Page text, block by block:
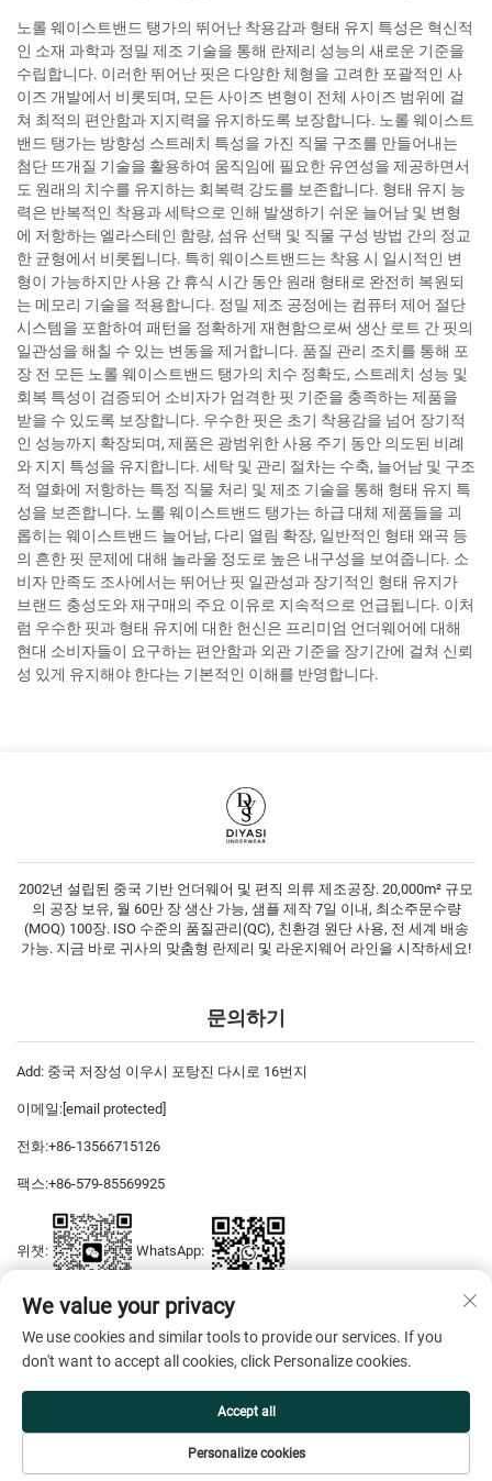
노롤 웨이스트밴드 탱가의 뛰어난 착용감과 형태 유지 특성은 혁신적
인 소재 과학과 정밀 제조 기술을 통해 란제리 성능의 새로운 기준을
수립합니다. 이러한 뛰어난 핏은 다양한 체형을 고려한 포괄적인 사
이즈 개발에서 비롯되며, 모든 사이즈 변형이 전체 사이즈 범위에 걸
쳐 최적의 편안함과 지지력을 유지하도록 보장합니다. 노롤 웨이스트
밴드 탱가는 방향성 스트레치 특성을 가진 직물 구조를 만들어내는
첨단 뜨개질 기술을 활용하여 움직임에 필요한 유연성을 제공하면서
도 원래의 치수를 유지하는 회복력 강도를 보존합니다. 형태 유지 능
력은 반복적인 착용과 세탁으로 인해 발생하기 쉬운 늘어남 및 변형
에 저항하는 엘라스테인 함량, 섬유 선택 및 직물 구성 방법 간의 정교
한 균형에서 비롯됩니다. 특히 웨이스트밴드는 착용 시 일시적인 변
형이 가능하지만 사용 간 휴식 시간 동안 원래 형태로 완전히 복원되
는 메모리 기술을 적용합니다. 정밀 제조 공정에는 컴퓨터 제어 절단
시스템을 포함하여 패턴을 정확하게 재현함으로써 생산 로트 간 핏의
일관성을 해칠 수 있는 변동을 제거합니다. 품질 관리 조치를 통해 포
장 전 모든 노롤 웨이스트밴드 탱가의 치수 정확도, 스트레치 성능 및
회복 특성이 검증되어 소비자가 엄격한 핏 기준을 충족하는 제품을
받을 수 있도록 보장합니다. 우수한 핏은 초기 착용감을 넘어 장기적
인 성능까지 확장되며, 제품은 광범위한 사용 주기 동안 의도된 비례
와 지지 특성을 유지합니다. 세탁 및 관리 절차는 수축, 늘어남 및 구조
적 열화에 저항하는 특정 직물 처리 및 제조 기술을 통해 형태 유지 특
성을 보존합니다. 노롤 웨이스트밴드 탱가는 하급 대체 제품들을 괴
롭히는 웨이스트밴드 늘어남, 다리 열림 확장, 일반적인 형태 왜곡 등
의 흔한 핏 문제에 대해 놀라울 정도로 높은 내구성을 보여줍니다. 소
비자 만족도 조사에서는 뛰어난 핏 일관성과 장기적인 형태 유지가
브랜드 충성도와 재구매의 주요 이유로 지속적으로 언급됩니다. 이처
럼 우수한 핏과 형태 유지에 대한 헌신은 프리미엄 언더웨어에 대해
현대 소비자들이 요구하는 편안함과 외관 기준을 장기간에 걸쳐 신뢰
성 있게 유지해야 한다는 기본적인 이해를 반영합니다.
2002년 설립된 중국 기반 언더웨어 및 편직 의류 제조공장. 20,000m² 규모
의 공장 보유, 월 60만 장 생산 가능, 샘플 제작 7일 이내, 최소주문수량
(MOQ) 100장. ISO 수준의 품질관리(QC), 친환경 원단 사용, 전 세계 배송
가능. 지금 바로 귀사의 맞춤형 란제리 및 라운지웨어 라인을 시작하세요!
문의하기
Add: 중국 저장성 이우시 포탕진 다시로 16번지
이메일: [email protected]
전화:+86-13566715126
팩스:+86-579-85569925
위챗: WhatsApp:
저작권 © 2026 이우 디야스 드레스 주식회사 판권 소유 — 개인정보 보호
We value your privacy
We use cookies and similar tools to provide our services. If you
don't want to accept all cookies, click Personalize cookies.
Personalize cookies
Accept all